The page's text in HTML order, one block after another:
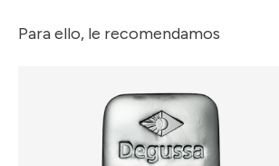
Para ello, le recomendamos